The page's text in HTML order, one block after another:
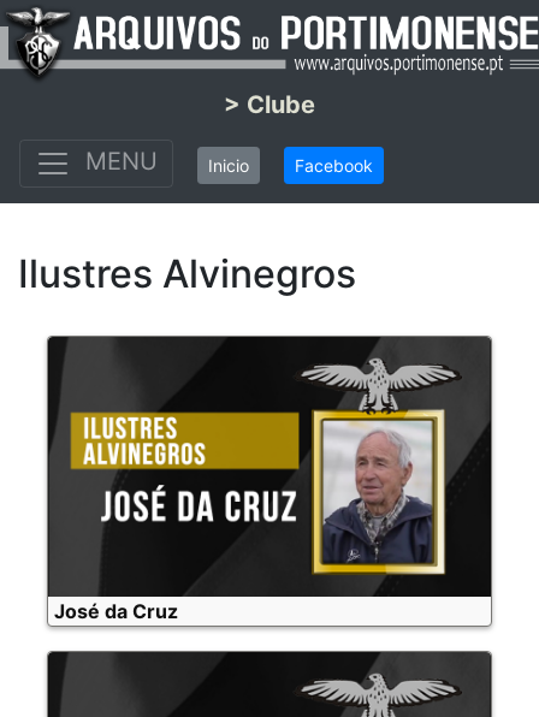
> Clube
MENU
Inicio Facebook
Ilustres Alvinegros
José da Cruz